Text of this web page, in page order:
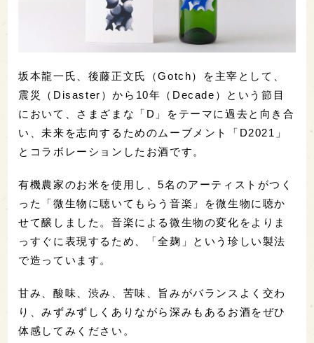
坂本龍一氏、後藤正文氏（Gotch）を主宰として、
震災（Disaster）から10年（Decade）という節目
において、さまざまな「D」をテーマに過去と向き合
い、未来を志向するためのムーブメント「D2021」
とコラボレーションしたお酒です。
有機農家のお米を使用し、5名のアーティストがつく
った「微生物に聴いてもらう音楽」を微生物に聴か
せて醸しました。音楽による微生物の変化をよりま
っすぐに表現するため、「全麹」という珍しい製法
で造っています。
甘み、酸味、渋み、苦味、旨みがバランスよく交わ
り、みずみずしくありながら深みもあるお酒をぜひ
体感してみください。